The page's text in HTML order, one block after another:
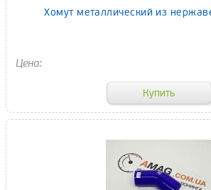
Хомут металлический из